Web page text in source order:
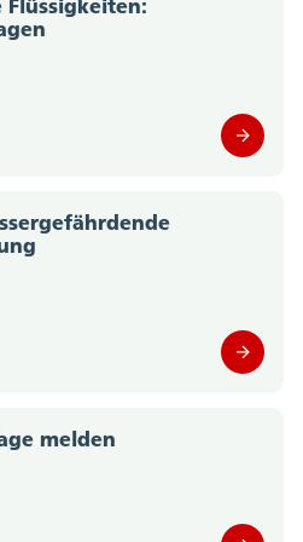
Fischerei (0)
(0)
(0)
(0)
melden